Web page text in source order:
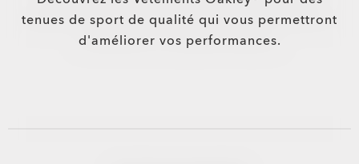
tenues de sport de qualité qui vous permettront
d'améliorer vos performances.